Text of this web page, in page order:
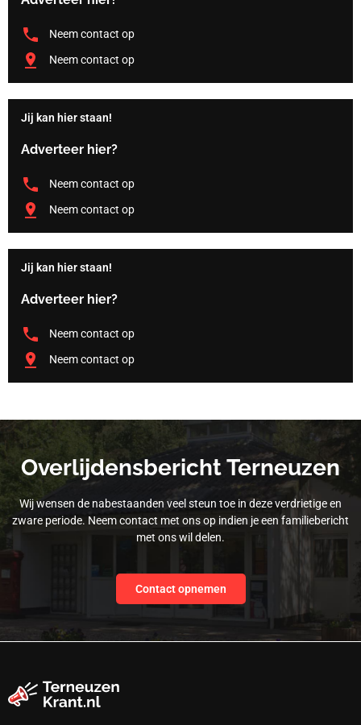
Neem contact op
Neem contact op
Jij kan hier staan!
Adverteer hier?
Neem contact op
Neem contact op
Jij kan hier staan!
Adverteer hier?
Neem contact op
Neem contact op
Overlijdensbericht Terneuzen
Wij wensen de nabestaanden veel steun toe in deze verdrietige en
zware periode. Neem contact met ons op indien je een familiebericht
met ons wil delen.
Contact opnemen